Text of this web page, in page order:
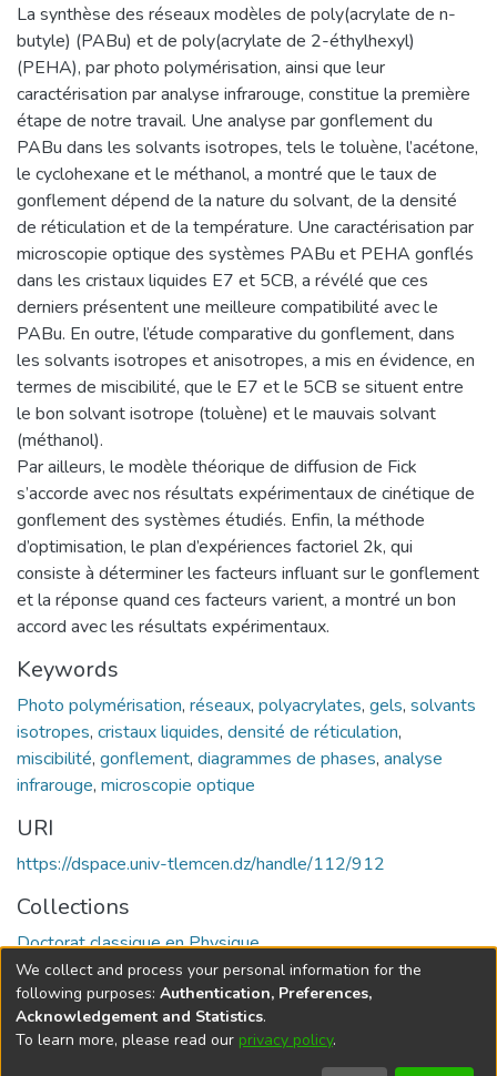
La synthèse des réseaux modèles de poly(acrylate de n-
butyle) (PABu) et de poly(acrylate de 2-éthylhexyl)
(PEHA), par photo polymérisation, ainsi que leur
caractérisation par analyse infrarouge, constitue la première
étape de notre travail. Une analyse par gonflement du
PABu dans les solvants isotropes, tels le toluène, l’acétone,
le cyclohexane et le méthanol, a montré que le taux de
gonflement dépend de la nature du solvant, de la densité
de réticulation et de la température. Une caractérisation par
microscopie optique des systèmes PABu et PEHA gonflés
dans les cristaux liquides E7 et 5CB, a révélé que ces
derniers présentent une meilleure compatibilité avec le
PABu. En outre, l’étude comparative du gonflement, dans
les solvants isotropes et anisotropes, a mis en évidence, en
termes de miscibilité, que le E7 et le 5CB se situent entre
le bon solvant isotrope (toluène) et le mauvais solvant
(méthanol).
Par ailleurs, le modèle théorique de diffusion de Fick
s’accorde avec nos résultats expérimentaux de cinétique de
gonflement des systèmes étudiés. Enfin, la méthode
d’optimisation, le plan d’expériences factoriel 2k, qui
consiste à déterminer les facteurs influant sur le gonflement
et la réponse quand ces facteurs varient, a montré un bon
accord avec les résultats expérimentaux.
Keywords
Photo polymérisation, réseaux, polyacrylates, gels, solvants
isotropes, cristaux liquides, densité de réticulation,
miscibilité, gonflement, diagrammes de phases, analyse
infrarouge, microscopie optique
URI
https://dspace.univ-tlemcen.dz/handle/112/912
Collections
Doctorat classique en Physique
Full item page
DSpace softwarecopyright © 2002-2026
We collect and process your personal information for the
following purposes: Authentication, Preferences,
Acknowledgement and Statistics.
To learn more, please read our privacy policy.